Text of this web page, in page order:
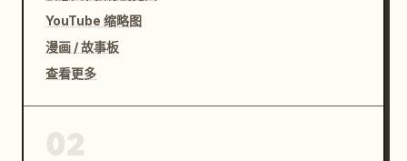
YouTube 缩略图
漫画 / 故事板
查看更多